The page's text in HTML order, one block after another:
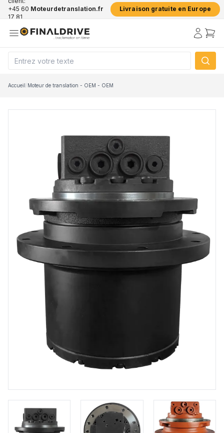
+45 60
17 81
Moteurdetranslation.fr Livraison gratuite en Europe
Accueil/Moteur de translation - OEM - OEM